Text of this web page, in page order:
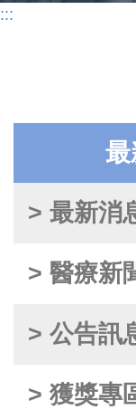
:::
最
> 最新消
> 醫療新
> 公告訊
> 獲獎專